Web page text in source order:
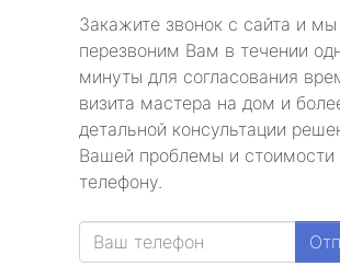
Закажите звонок с сайта и мы
перезвоним Вам в течении
минуты для согласования
визита мастера на дом и
детальной консультации
Вашей проблемы и стоимости
телефону.